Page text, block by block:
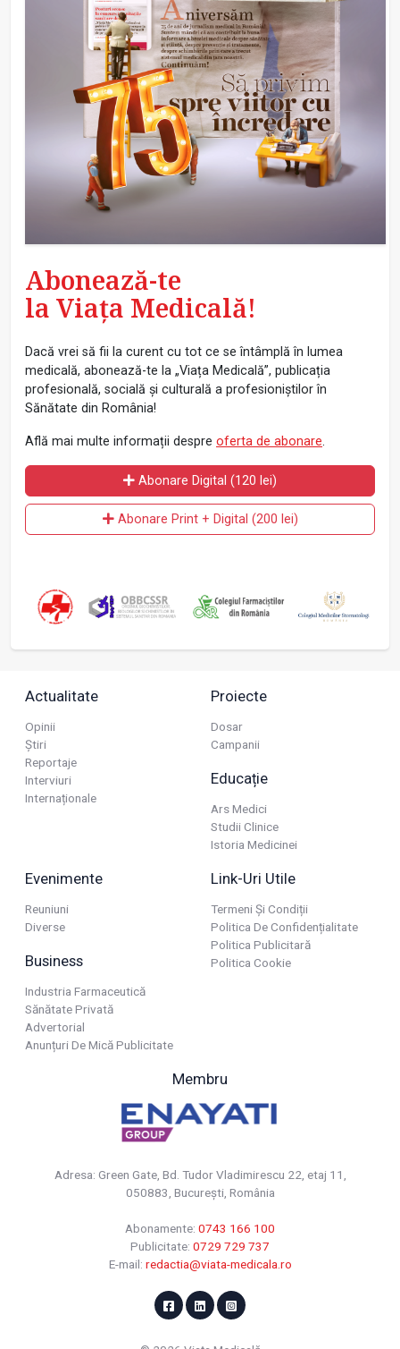
Abonează-te
la Viața Medicală!
Dacă vrei să fii la curent cu tot ce se întâmplă în lumea
medicală, abonează-te la „Viața Medicală”, publicația
profesională, socială și culturală a profesioniștilor în
Sănătate din România!
Află mai multe informații despre oferta de abonare.
Abonare Digital (120 lei)
Abonare Print + Digital (200 lei)
Actualitate
Opinii
Știri
Reportaje
Interviuri
Internaționale
Proiecte
Dosar
Campanii
Educație
Ars Medici
Studii Clinice
Istoria Medicinei
Evenimente
Reuniuni
Diverse
Business
Industria Farmaceutică
Sănătate Privată
Advertorial
Anunțuri De Mică Publicitate
Link-Uri Utile
Termeni Și Condiții
Politica De Confidențialitate
Politica Publicitară
Politica Cookie
Membru
Adresa: Green Gate, Bd. Tudor Vladimirescu 22, etaj 11,
050883, Bucureşti, România
Abonamente: 0743 166 100
Publicitate: 0729 729 737
E-mail: redactia@viata-medicala.ro